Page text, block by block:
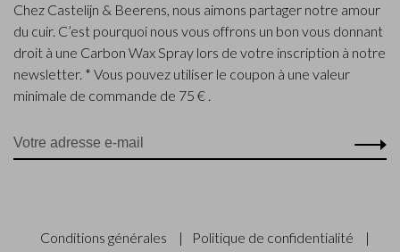
Chez Castelijn & Beerens, nous aimons partager notre amour
du cuir. C’est pourquoi nous vous offrons un bon vous donnant
droit à une Carbon Wax Spray lors de votre inscription à notre
newsletter. * Vous pouvez utiliser le coupon à une valeur
minimale de commande de 75 € .
Conditions générales | Politique de confidentialité
|